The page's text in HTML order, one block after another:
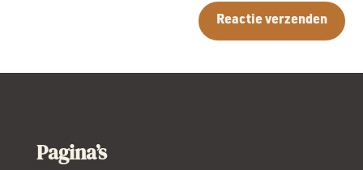
Reactie verzenden
Pagina’s